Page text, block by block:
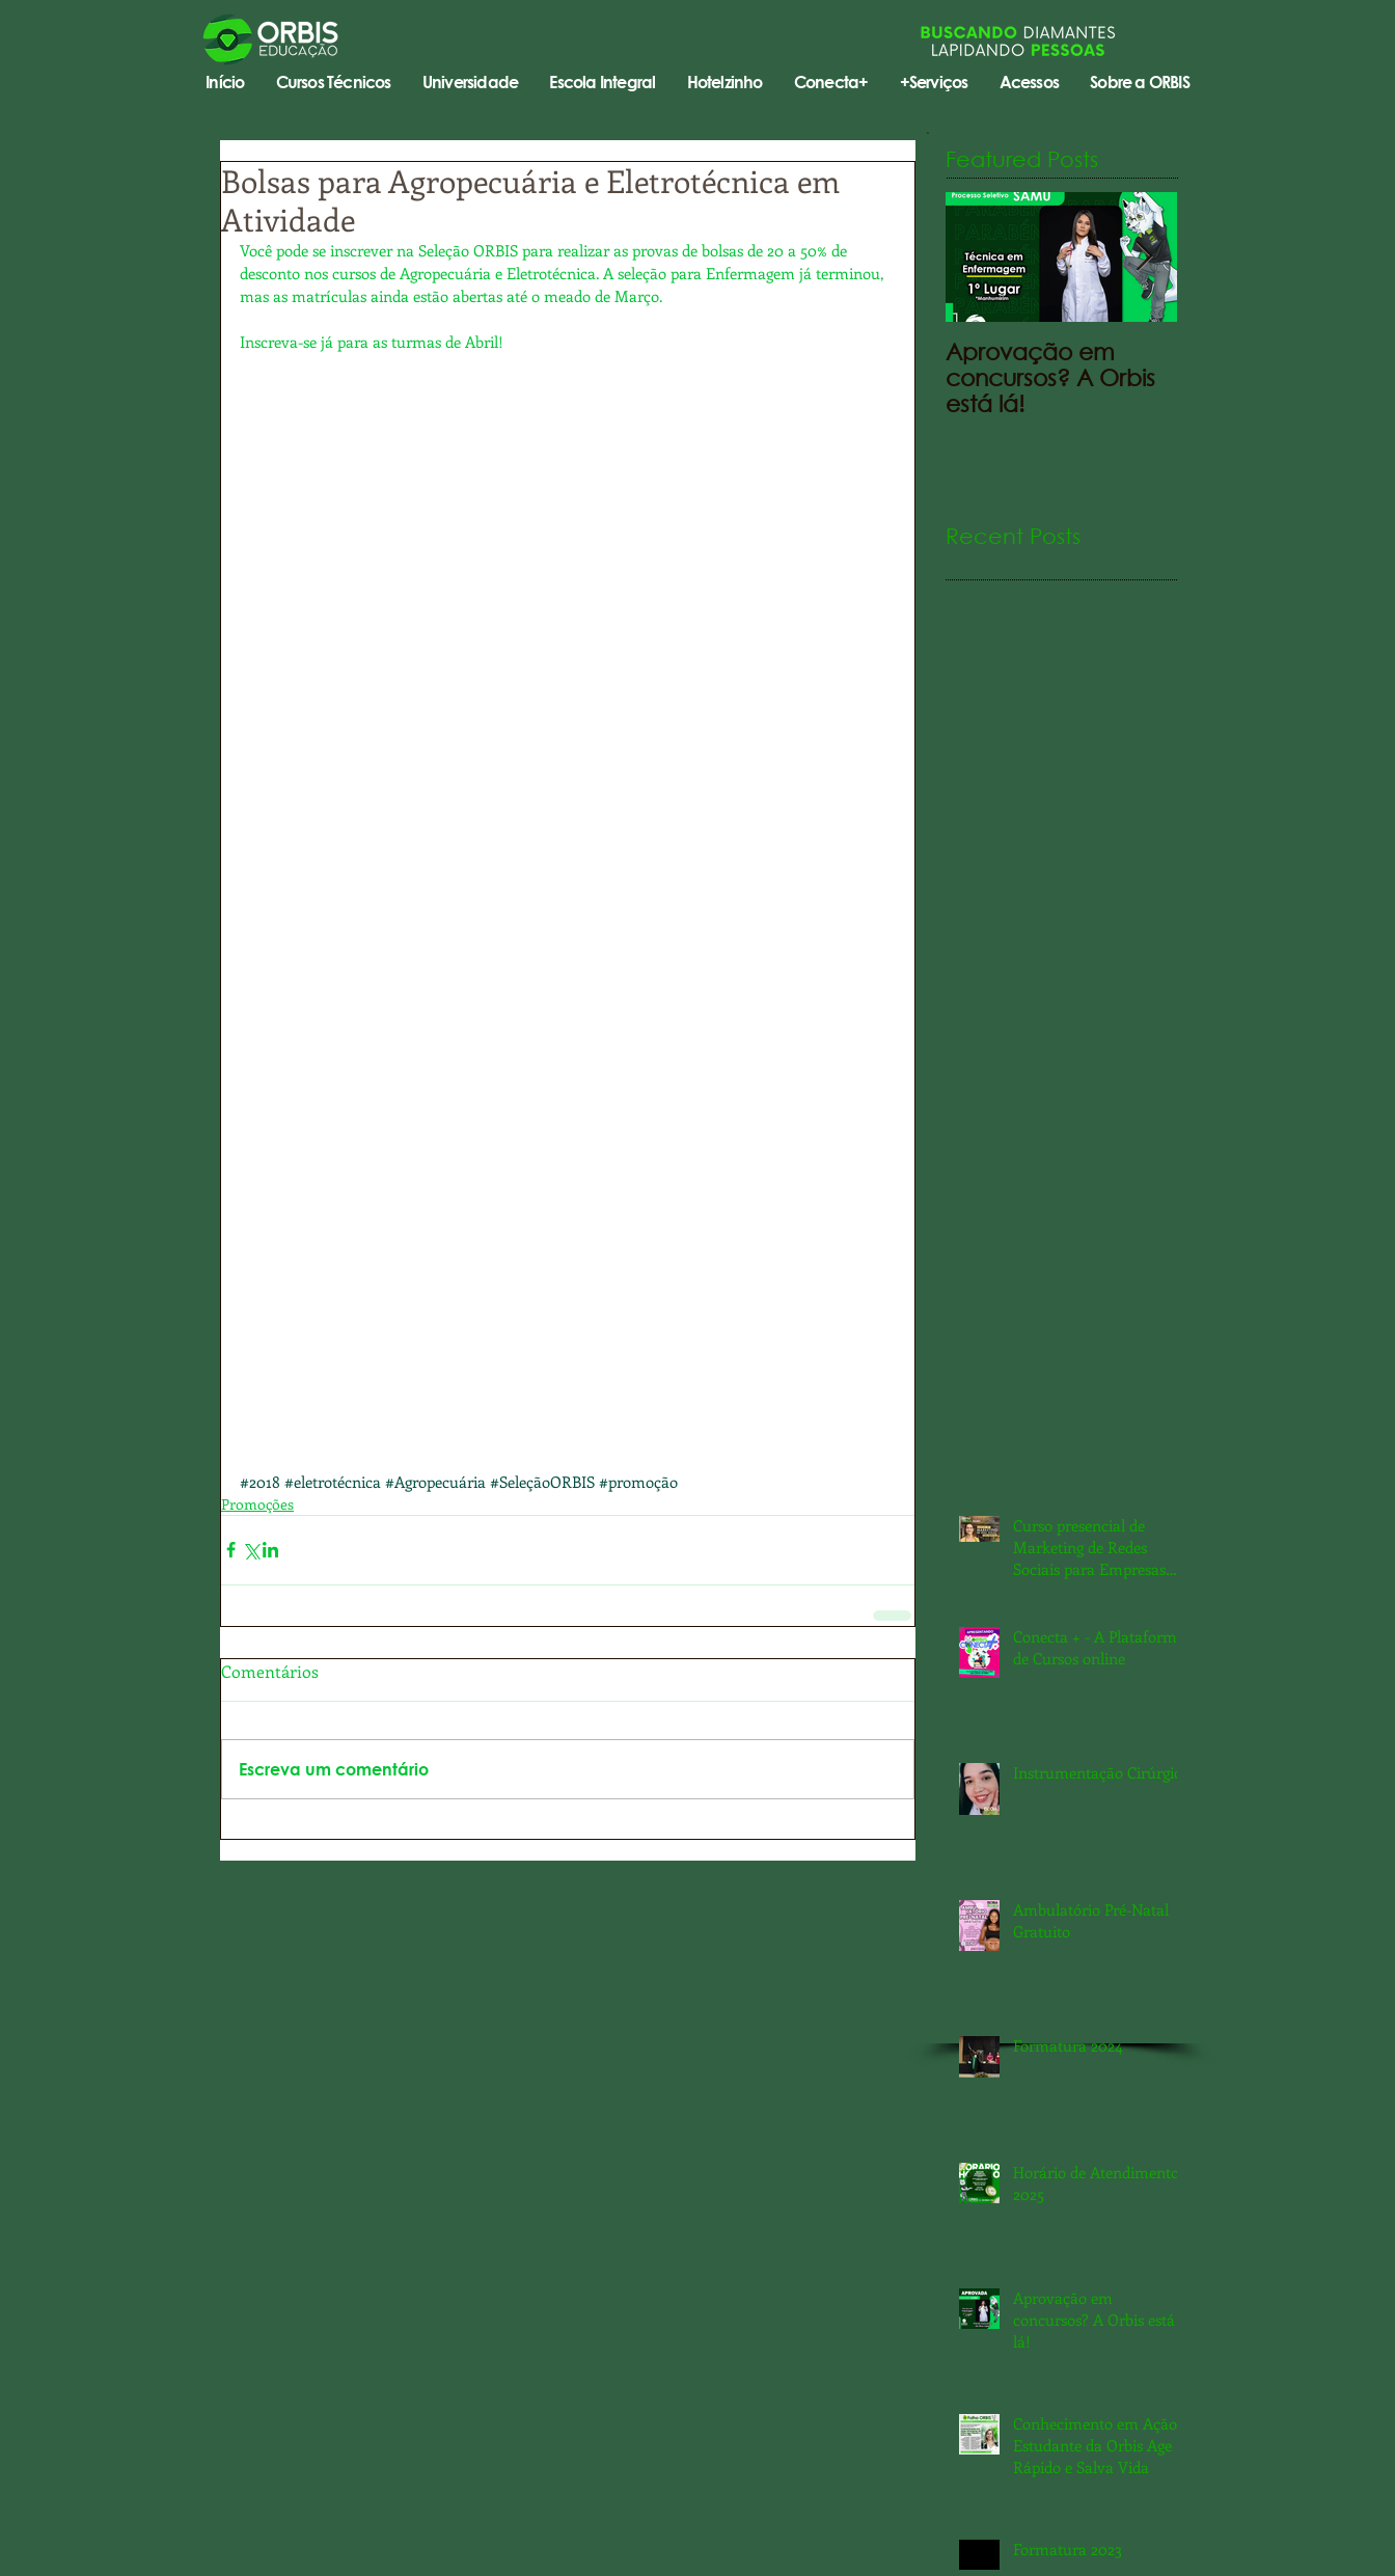
Início Cursos Técnicos Universidade Escola Integral Hotelzinho Conecta+ +Serviços Acessos Sobre a ORBIS
Bolsas para Agropecuária e Eletrotécnica em
Atividade
Você pode se inscrever na Seleção ORBIS para realizar as provas de bolsas de 20 a 50% de
desconto nos cursos de Agropecuária e Eletrotécnica. A seleção para Enfermagem já terminou,
mas as matrículas ainda estão abertas até o meado de Março.
Inscreva-se já para as turmas de Abril!
#2018 #eletrotécnica #Agropecuária #SeleçãoORBIS #promoção
Promoções
Comentários
Escreva um comentário
Curso presencial de
Marketing de Redes
Sociais para Empresas
Conecta + - A Plataforma
de Cursos online
Instrumentação Cirúrgica
Ambulatório Pré-Natal
Gratuito
Formatura 2024
Horário de Atendimento
2025
Aprovação em
concursos? A Orbis está
lá!
Conhecimento em Ação:
Estudante da Orbis Age
Rápido e Salva Vida
Formatura 2023
Recent Posts
Aprovação em
concursos? A Orbis
está lá!
Featured Posts